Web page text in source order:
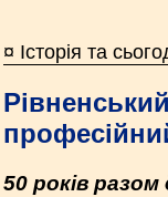
¤ Історія та
Рівненський
50 років разом